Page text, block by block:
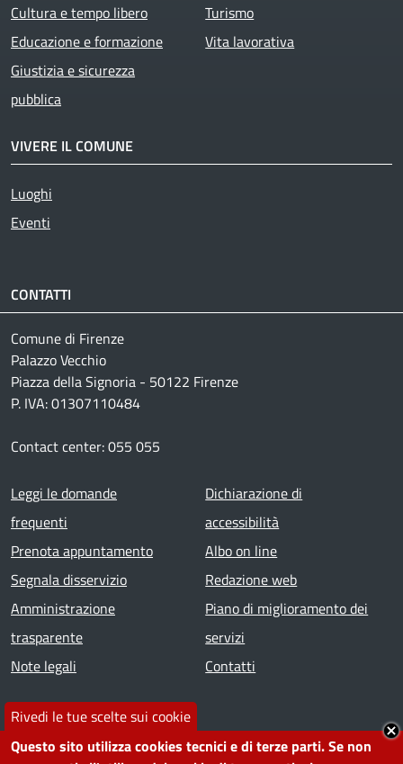
Rivedi le tue scelte sui cookie
Questo sito utilizza cookies tecnici e di terze parti. Se non
Cultura e tempo libero
Educazione e formazione
Giustizia e sicurezza
pubblica
Turismo
Vita lavorativa
VIVERE IL COMUNE
Luoghi
Eventi
CONTATTI
Comune di Firenze
Palazzo Vecchio
Piazza della Signoria - 50122 Firenze
P. IVA: 01307110484
Contact center: 055 055
Footer menu
Leggi le domande
frequenti
Prenota appuntamento
Segnala disservizio
Amministrazione
trasparente
Note legali
Dichiarazione di
accessibilità
Albo on line
Redazione web
Piano di miglioramento dei
servizi
Contatti
SEGUICI SU
Facebook
Instagram
YouTube
Telegram
WhatsApp
TwitterLinkedin